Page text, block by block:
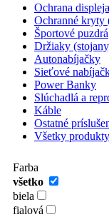
Ochrana
Ochranné kryty
Športové puzdrá
Držiaky
Autonabíjačky
Sieťové
Power Banky
Slúchadlá a
Káble
Ostatné
Všetky produkty
Farba
všetko
biela
fialová